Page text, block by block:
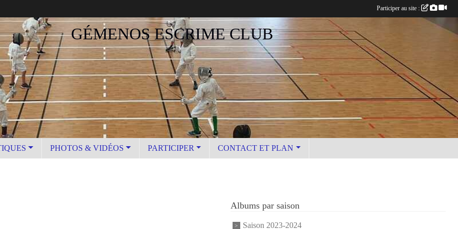
GÉMENOS ESCRIME CLUB
PHOTOS & VIDÉOS PARTICIPER CONTACT ET PLAN
Albums par saison
Saison 2023-2024
Participer au site :